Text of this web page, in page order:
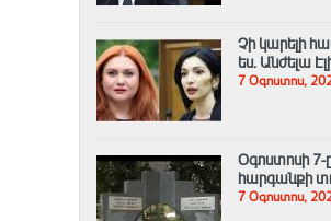
Չի կարելի
ես. Անժելա
7 Օգոստոս,
Օգոստոսի 7-
հարգանքի
7 Օգոստոս,